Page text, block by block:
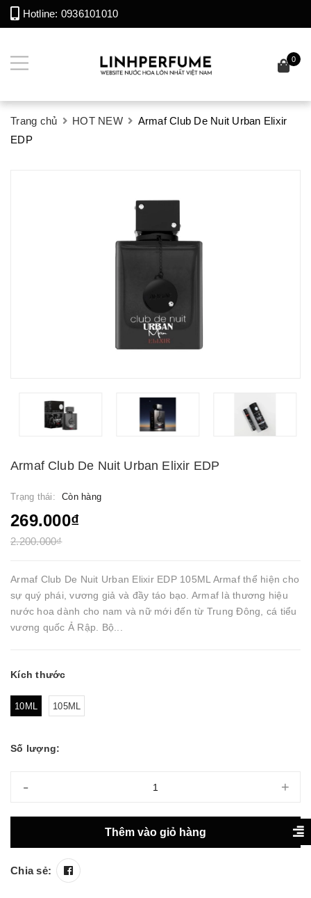
Hotline: 0936101010
0
Trang chủ HOT NEW
Armaf Club De Nuit Urban Elixir
EDP
Armaf Club De Nuit Urban Elixir EDP
Trạng thái: Còn hàng
269.000₫
2.200.000₫
Armaf Club De Nuit Urban Elixir EDP 105ML Armaf thể hiện cho
sự quý phái, vương giả và đầy táo bạo. Armaf là thương hiệu
nước hoa dành cho nam và nữ mới đến từ Trung Đông, cá tiểu
vương quốc Ả Rập. Bộ...
Kích thước
10ML 105ML
Số lượng:
- +
Thêm vào giỏ hàng
Chia sẻ: